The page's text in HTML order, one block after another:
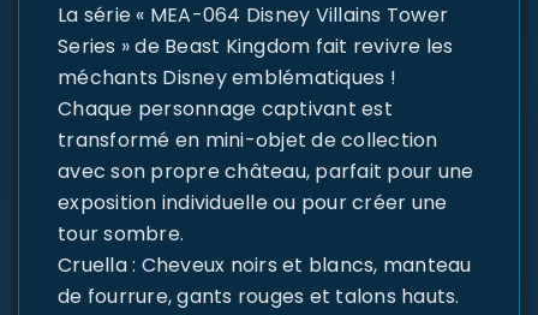
La série « MEA-064 Disney Villains Tower
Series » de Beast Kingdom fait revivre les
méchants Disney emblématiques !
Chaque personnage captivant est
transformé en mini-objet de collection
avec son propre château, parfait pour une
exposition individuelle ou pour créer une
tour sombre.
Cruella : Cheveux noirs et blancs, manteau
de fourrure, gants rouges et talons hauts.